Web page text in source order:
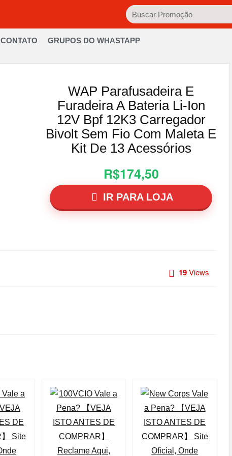
CONTATO GRUPOS DO WHASTAPP
WAP Parafusadeira E
Furadeira A Bateria Li-Ion
12V Bpf 12K3 Carregador
Bivolt Sem Fio Com Maleta E
Kit De 13 Acessórios
R$174,50
IR PARA LOJA
19Views